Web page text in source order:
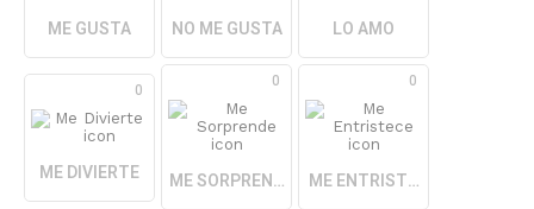
ME GUSTA NO ME GUSTA LO AMO
0
ME DIVIERTE
0
ME SORPRENDE
0
ME ENTRISTECE